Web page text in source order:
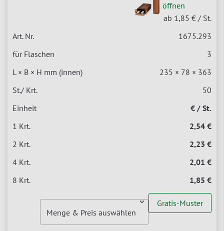
öffnen
ab 1,85 € / St.
1675.293
3
235 × 78 × 363
50
€ / St.
2,54 €
2,23 €
2,01 €
1,85 €
Gratis-Muster